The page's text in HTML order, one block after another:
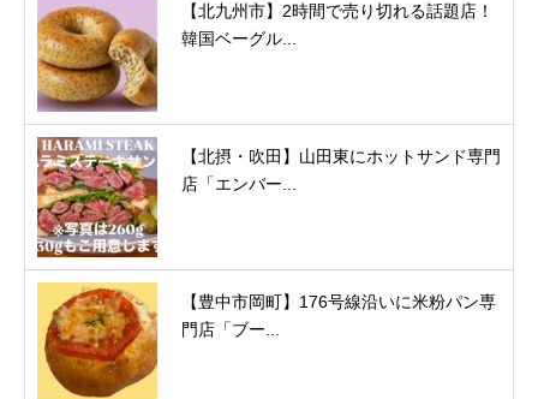
【北九州市】2時間で売り切れる話題店！
韓国ベーグル...
【北摂・吹田】山田東にホットサンド専門
店「エンバー...
【豊中市岡町】176号線沿いに米粉パン専
門店「ブー...